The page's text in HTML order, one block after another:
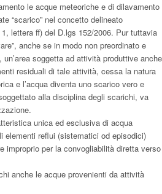
le acque meteoriche e di dilavamento
“scarico” nel concetto delineato
lettera ff) del D.lgs 152/2006. Pur tuttavia
anche se in modo non preordinato e
soggetta ad attività produttive anche
residuali di tale attività, cessa la natura
e l’acqua diventa uno scarico vero e
alla disciplina degli scarichi, va
unica ed esclusiva di acqua
elementi reflui (sistematici od episodici)
improprio per la convogliabilità diretta verso
anche le acque provenienti da attività